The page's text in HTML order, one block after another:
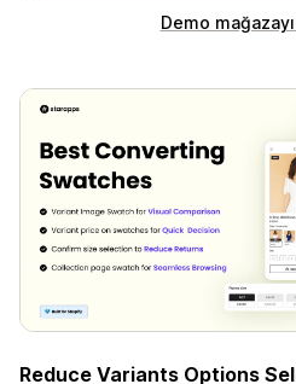
Demo
Reduce Variants Options